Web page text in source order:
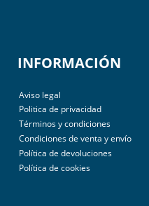
INFORMACIÓN
Aviso legal
Politica de privacidad
Términos y condiciones
Condiciones de venta y envío
Política de devoluciones
Política de cookies